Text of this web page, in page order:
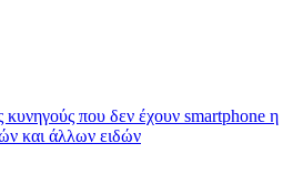
που δεν έχουν smartphone η
και άλλων ειδών